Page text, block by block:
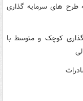
های سرمایه گذاری
کوچک و متوسط با